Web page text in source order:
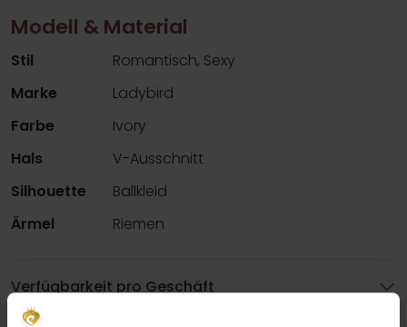
Modell & Material
Stil
Romantisch, Sexy
Marke
Ladybird
Farbe
Ivory
Hals
V-Ausschnitt
Silhouette
Ballkleid
Ärmel
Riemen
Verfügbarkeit pro Geschäft